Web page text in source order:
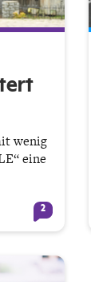
wenig
eine
2